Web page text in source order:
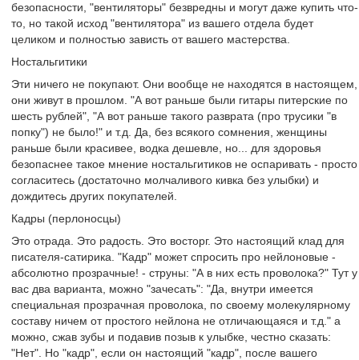
безопасности, "вентиляторы" безвредны и могут даже купить что-
то, но такой исход "вентилятора" из вашего отдела будет
целиком и полностью зависть от вашего мастерства.
Ностальгитики
Эти ничего не покупают. Они вообще не находятся в настоящем,
они живут в прошлом. "А вот раньше были гитары питерские по
шесть рублей", "А вот раньше такого разврата (про трусики "в
попку") не было!" и т.д. Да, без всякого сомнения, женщины
раньше были красивее, водка дешевле, но... для здоровья
безопаснее такое мнение ностальгитиков не оспаривать - просто
согласитесь (достаточно молчаливого кивка без улыбки) и
дождитесь других покупателей.
Кадры (перлоносцы)
Это отрада. Это радость. Это восторг. Это настоящий клад для
писателя-сатирика. "Кадр" может спросить про нейлоновые -
абсолютно прозрачные! - струны: "А в них есть проволока?" Тут у
вас два варианта, можно "зачесать": "Да, внутри имеется
специальная прозрачная проволока, по своему молекулярному
составу ничем от простого нейлона не отличающаяся и т.д." а
можно, сжав зубы и подавив позыв к улыбке, честно сказать:
"Нет". Но "кадр", если он настоящий "кадр", после вашего